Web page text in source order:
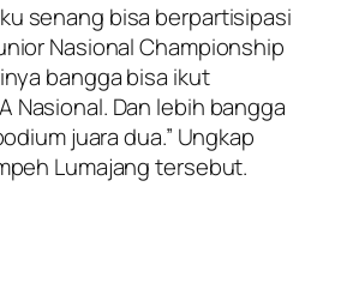
senang bisa berpartisipasi
Nasional Championship
bangga bisa ikut
Nasional. Dan lebih bangga
juara dua.” Ungkap
Lumajang tersebut.